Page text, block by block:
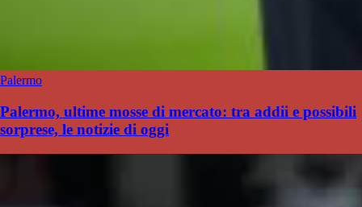
Palermo
Palermo, ultime mosse di mercato: tra addii e possibili
sorprese, le notizie di oggi